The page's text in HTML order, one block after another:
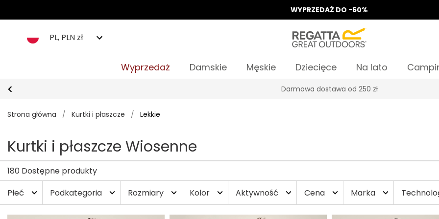
WYPRZEDAŻ DO -60%
PL, PLN zł
Wyprzedaż Damskie Męskie Dziecięce Na lato
Odbierz 15%, za zapis do Newslettera*
Strona główna / Kurtki i płaszcze / Lekkie
Kurtki i płaszcze Wiosenne
180 Dostępne produkty
Płeć
expand_more Podkategoria expand_more Rozmiary expand_more Kolor expand_more Aktywność expand_more Cena expand_more Marka expand_more